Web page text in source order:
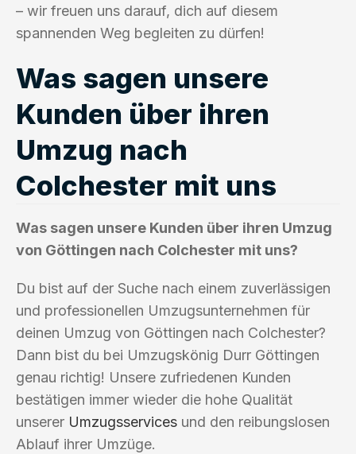
– wir freuen uns darauf, dich auf diesem
spannenden Weg begleiten zu dürfen!
Was sagen unsere
Kunden über ihren
Umzug nach
Colchester mit uns
Was sagen unsere Kunden über ihren Umzug
von Göttingen nach Colchester mit uns?
Du bist auf der Suche nach einem zuverlässigen
und professionellen Umzugsunternehmen für
deinen Umzug von Göttingen nach Colchester?
Dann bist du bei Umzugskönig Durr Göttingen
genau richtig! Unsere zufriedenen Kunden
bestätigen immer wieder die hohe Qualität
unserer Umzugsservices und den reibungslosen
Ablauf ihrer Umzüge.